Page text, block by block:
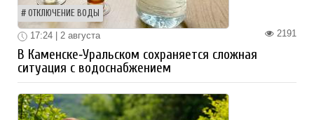
ОТКЛЮЧЕНИЕ ВОДЫ
2191
17:24 | 2 августа
В Каменске‑Уральском сохраняется сложная
ситуация с водоснабжением